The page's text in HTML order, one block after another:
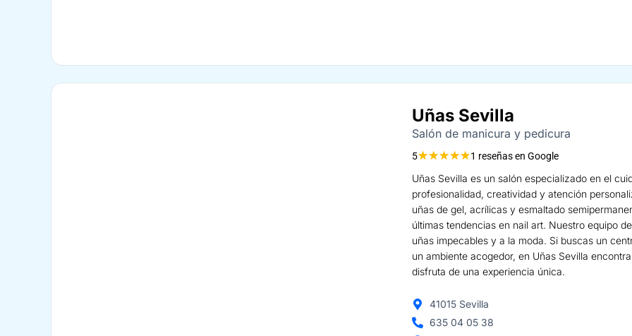
Uñas Sevilla
Salón de manicura y pedicura
5★★★★★1 reseñas en Google
Uñas Sevilla es un salón especializado en el
profesionalidad, creatividad y atención
uñas de gel, acrílicas y esmaltado
últimas tendencias en nail art. Nuestro equipo
uñas impecables y a la moda. Si buscas un
un ambiente acogedor, en Uñas Sevilla
disfruta de una experiencia única.
41015 Sevilla
635 04 05 38